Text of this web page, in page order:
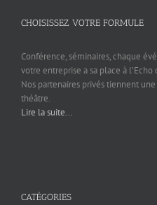
CHOISISSEZ VOTRE FORMULE
Conférence, séminaires, chaque
votre entreprise a sa place à l’Echo
Nos partenaires privés tiennent
théâtre.
Lire la suite...
CATÉGORIES